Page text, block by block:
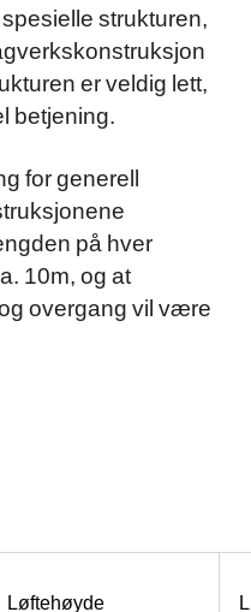
strukturen,
er veldig lett,
betjening.
for generell
på hver
10m, og at
overgang vil være
Løftehøyde